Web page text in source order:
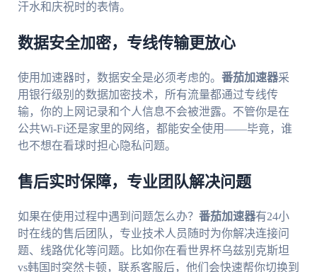
汗水和庆祝时的表情。
数据安全加密，专线传输更放心
使用加速器时，数据安全是必须考虑的。 番茄加速器采
用银行级别的数据加密技术，所有流量都通过专线传
输，你的上网记录和个人信息不会被泄露。不管你是在
公共Wi-Fi还是家里的网络，都能安全使用——毕竟，谁
也不想在看球时担心隐私问题。
售后实时保障，专业团队解决问题
如果在使用过程中遇到问题怎么办？ 番茄加速器有24小
时在线的售后团队，专业技术人员随时为你解决连接问
题、线路优化等问题。比如你在看世界杯乌兹别克斯坦
vs韩国时突然卡顿，联系客服后，他们会快速帮你切换到